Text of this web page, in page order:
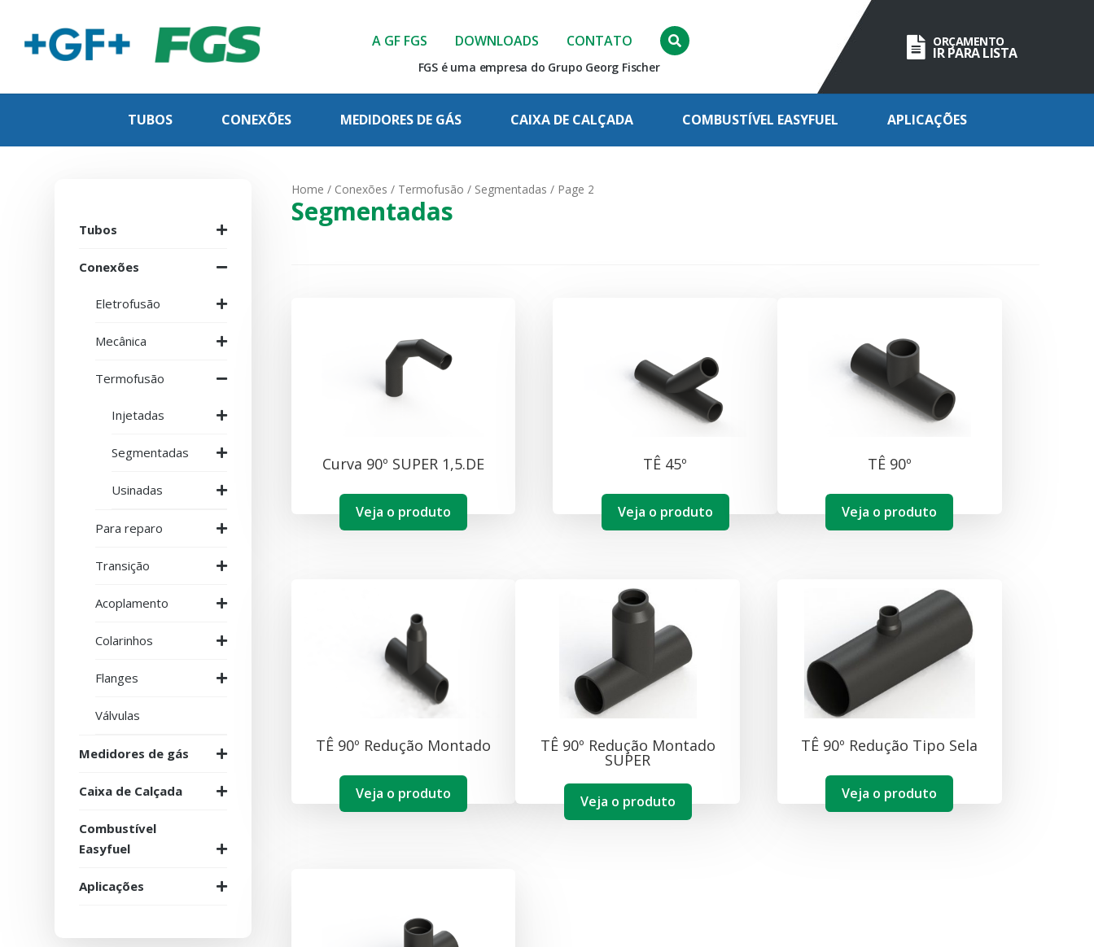
A GF FGS DOWNLOADS CONTATO
FGS é uma empresa do Grupo Georg Fischer
ORÇAMENTO
IR PARA LISTA
TUBOS CONEXÕES MEDIDORES DE GÁS CAIXA DE CALÇADA COMBUSTÍVEL EASYFUEL APLICAÇÕES
Tubos
Conexões
Eletrofusão
Mecânica
Termofusão
Injetadas
Segmentadas
Usinadas
Para reparo
Transição
Acoplamento
Colarinhos
Flanges
Válvulas
Medidores de gás
Caixa de Calçada
Combustível
Easyfuel
Aplicações
Home / Conexões / Termofusão / Segmentadas / Page 2
Segmentadas
Curva 90º SUPER 1,5.DE
Veja o produto
TÊ 45º
Veja o produto
TÊ 90º
Veja o produto
TÊ 90º Redução Montado
Veja o produto
TÊ 90º Redução Montado
SUPER
Veja o produto
TÊ 90º Redução Tipo Sela
Veja o produto